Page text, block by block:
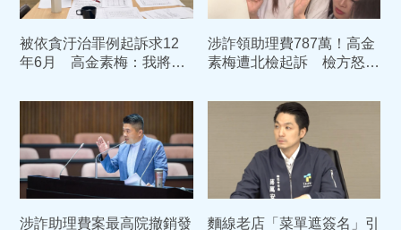
被依貪汙治罪例起訴求12
年6月 高金素梅：我將一
的權利
涉詐領助理費787萬！高金
素梅遭北檢起訴 檢方怒求
涉詐助理費案最高院撤銷發
麵線老店「菜單遮簽名」引